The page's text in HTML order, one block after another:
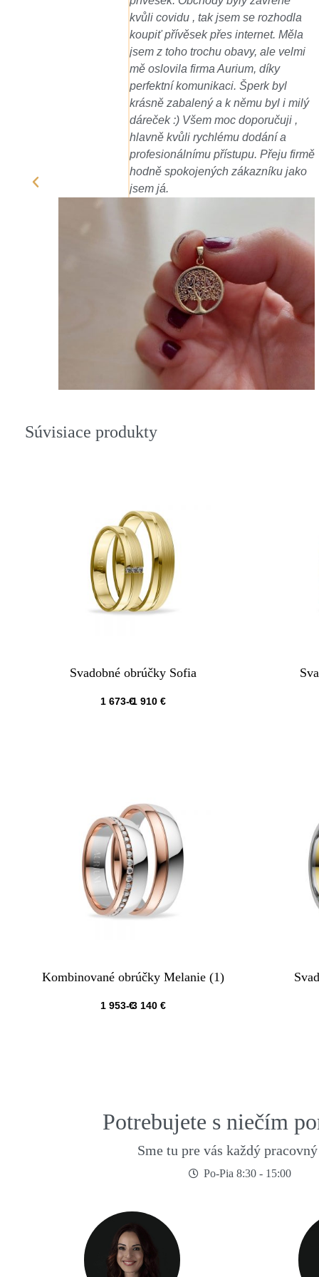
na poslednú chvíľu
prisľúbené dodanie načas, a
bolo... odporúčam všetkými
desiatimi. Ďakujeme.
Súvisiace produkty
Svadobné obrúčky Sofia
1 673€1 910 €
Kombinované obrúčky Melanie (1)
1 953€3 140 €
Potrebujete s niečím
Sme tu pre vás každý
Po-Pia 8:30 - 15:00